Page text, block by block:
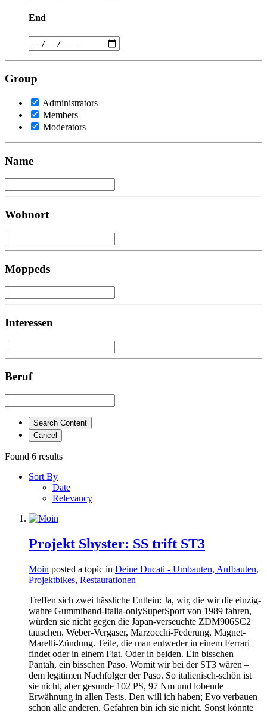
End
Group
Administrators
Members
Moderators
Name
Wohnort
Moppeds
Interessen
Beruf
Search Content
Cancel
Found 6 results
Sort By
Date
Relevancy
Projekt Shyster: SS trift ST3
Moin posted a topic in Deine Ducati - Umbauten, Aufbauten,
Projektbikes, Restaurationen
Treffen sich zwei hässliche Entlein: Ja, wir, die wir die einzig-
wahre Gummiband-Italia-onlySuperSport von 1989 fahren,
würden sie nicht gegen die Japan-verseuchte ZDM906SC2
tauschen. Weber-Vergaser, Marzocchi-Federung, Magnet-
Marelli-Zündung. Teile, die man entweder in einem Ferrari
findet oder in einem Fiat. Oder in beiden. Ein bisschen
Pantah, ein bisschen Paso. Womit wir bei der ST3 wären –
dem legitimen Nachfolger der Paso. So italienisch-schön ist
sie nicht, aber gesunde 102 PS, 97 Nm und lobende
Erwähnung in allen Tests. Den will ich haben; Evo verbauen
schon alle anderen. Gefahren bin ich sie nicht. Sonst könnte